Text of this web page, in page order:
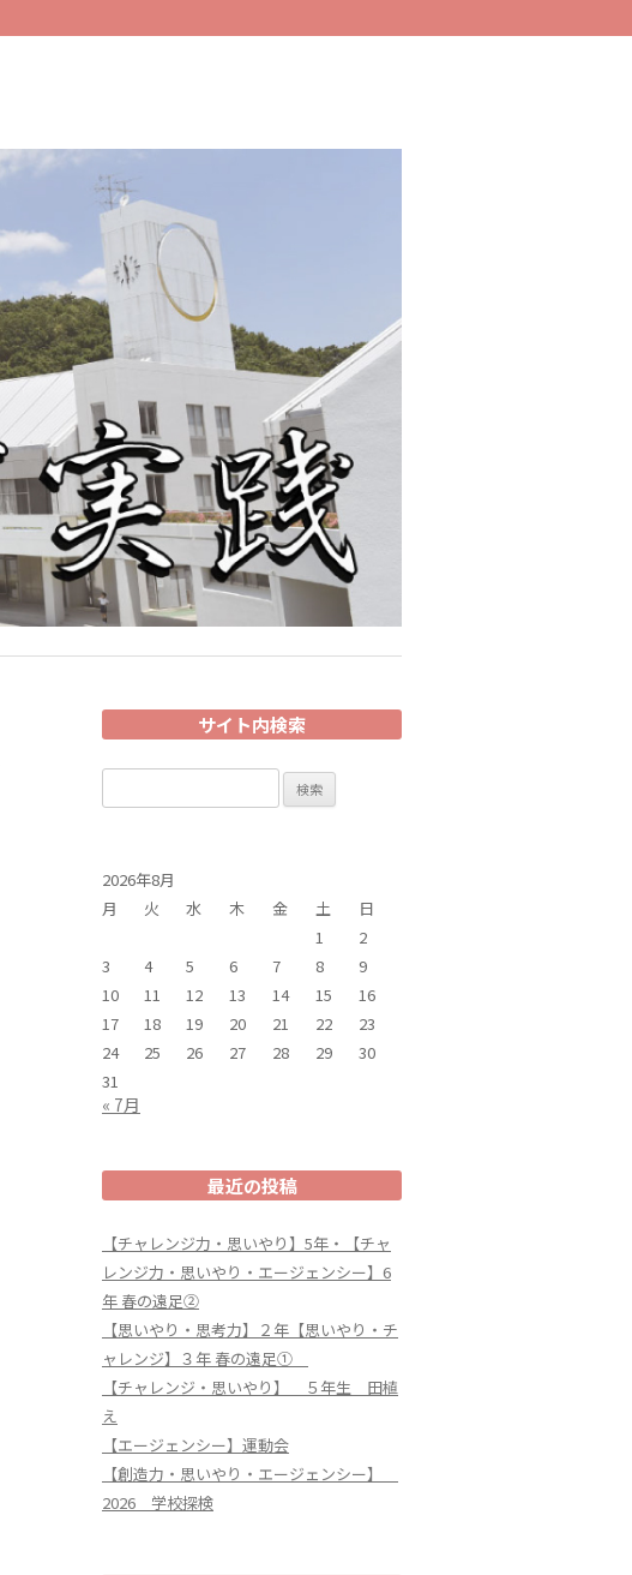
サイト内検索
索:
2026年8月
月
火 水 木 金 土
日
1
2
3
4 5 6 7 8
9
10
11 12 13 14 15
16
17
18 19 20 21 22
23
24
25 26 27 28 29
30
31
« 7月
最近の投稿
【チャレンジ力・思いやり】5年・【チャ
レンジ力・思いやり・エージェンシー】6
年 春の遠足②
【思いやり・思考力】２年【思いやり・チ
ャレンジ】３年 春の遠足①
【チャレンジ・思いやり】 ５年生 田植
え
【エージェンシー】運動会
【創造力・思いやり・エージェンシー】
2026 学校探検